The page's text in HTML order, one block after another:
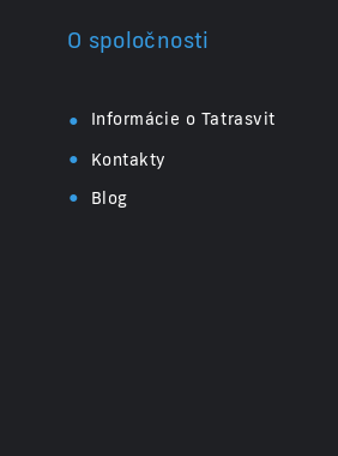
O spoločnosti
• Informácie o Tatrasvit
• Kontakty
• Blog